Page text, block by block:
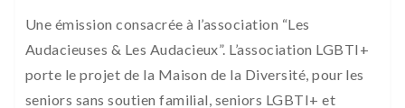
Une émission consacrée à l’association “Les
Audacieuses & Les Audacieux”. L’association LGBTI+
porte le projet de la Maison de la Diversité, pour les
seniors sans soutien familial, seniors LGBTI+ et